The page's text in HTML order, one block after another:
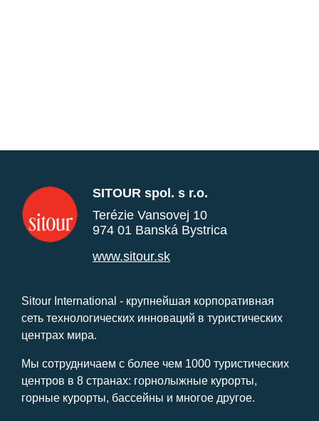
SITOUR spol. s r.o.
Terézie Vansovej 10
974 01 Banská Bystrica
www.sitour.sk
Sitour International - крупнейшая корпоративная
сеть технологических инноваций в туристических
центрах мира.
Мы сотрудничаем с более чем 1000 туристических
центров в 8 странах: горнолыжные курорты,
горные курорты, бассейны и многое другое.